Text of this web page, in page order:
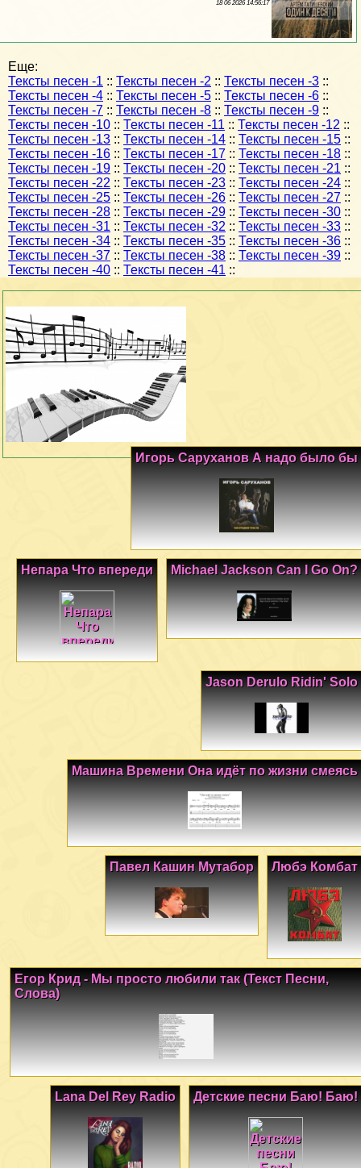
18 06 2026 14:56:17
Еще:
Тексты песен -1 :: Тексты песен -2 :: Тексты песен -3 ::
Тексты песен -4 :: Тексты песен -5 :: Тексты песен -6 ::
Тексты песен -7 :: Тексты песен -8 :: Тексты песен -9 ::
Тексты песен -10 :: Тексты песен -11 :: Тексты песен -12 ::
Тексты песен -13 :: Тексты песен -14 :: Тексты песен -15 ::
Тексты песен -16 :: Тексты песен -17 :: Тексты песен -18 ::
Тексты песен -19 :: Тексты песен -20 :: Тексты песен -21 ::
Тексты песен -22 :: Тексты песен -23 :: Тексты песен -24 ::
Тексты песен -25 :: Тексты песен -26 :: Тексты песен -27 ::
Тексты песен -28 :: Тексты песен -29 :: Тексты песен -30 ::
Тексты песен -31 :: Тексты песен -32 :: Тексты песен -33 ::
Тексты песен -34 :: Тексты песен -35 :: Тексты песен -36 ::
Тексты песен -37 :: Тексты песен -38 :: Тексты песен -39 ::
Тексты песен -40 :: Тексты песен -41 ::
Игорь Саруханов А надо было бы
Michael Jackson Can I Go On?
Непара Что впереди
Jason Derulo Ridin' Solo
Машина Времени Она идёт по жизни смеясь
Любэ Комбат
Павел Кашин Мутабор
Егор Крид - Мы просто любили так (Текст Песни,
Слова)
Детские песни Баю! Баю!
Lana Del Rey Radio